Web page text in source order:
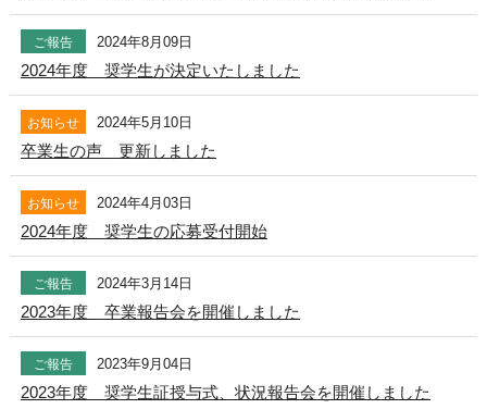
ご報告 2024年8月09日
2024年度 奨学生が決定いたしました
お知らせ 2024年5月10日
卒業生の声 更新しました
お知らせ 2024年4月03日
2024年度 奨学生の応募受付開始
ご報告 2024年3月14日
2023年度 卒業報告会を開催しました
ご報告 2023年9月04日
2023年度 奨学生証授与式、状況報告会を開催しました